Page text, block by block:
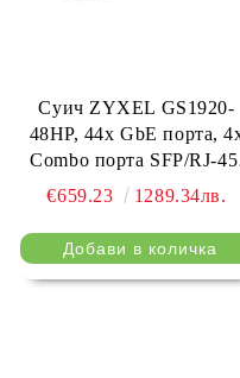
Суич ZYXEL GS1920-
48HP, 44х GbE порта,
Combo порта SFP/RJ-
Управляем, Монтаж в
€659.23 1289.34лв.